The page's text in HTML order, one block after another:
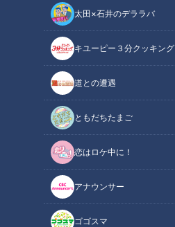
太田×石井のデララバ
キユーピー３分クッキング
道との遭遇
ともだちたまご
恋はロケ中に！
アナウンサー
ゴゴスマ
CBCテレビ『道との遭遇』
この記事の画像（全13枚）